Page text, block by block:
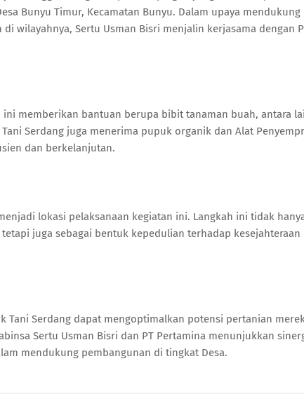
Bunyu Timur, Kecamatan Bunyu. Dalam upaya mendukung
wilayahnya, Sertu Usman Bisri menjalin kerjasama dengan
memberikan bantuan berupa bibit tanaman buah, antara
Serdang juga menerima pupuk organik dan Alat
dan berkelanjutan.
lokasi pelaksanaan kegiatan ini. Langkah ini tidak
juga sebagai bentuk kepedulian terhadap kesejahteraan
Tani Serdang dapat mengoptimalkan potensi pertanian
Sertu Usman Bisri dan PT Pertamina menunjukkan
mendukung pembangunan di tingkat Desa.